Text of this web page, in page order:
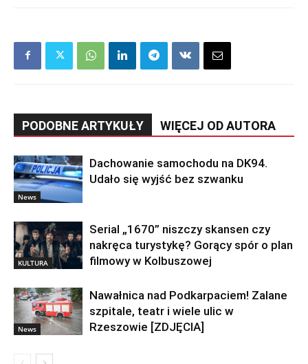
PODOBNE ARTYKUŁY WIĘCEJ OD AUTORA
News
Dachowanie samochodu na DK94.
Udało się wyjść bez szwanku
KULTURA
Serial „1670” niszczy skansen czy
nakręca turystykę? Gorący spór o plan
filmowy w Kolbuszowej
News
Nawałnica nad Podkarpaciem! Zalane
szpitale, teatr i wiele ulic w
Rzeszowie [ZDJĘCIA]